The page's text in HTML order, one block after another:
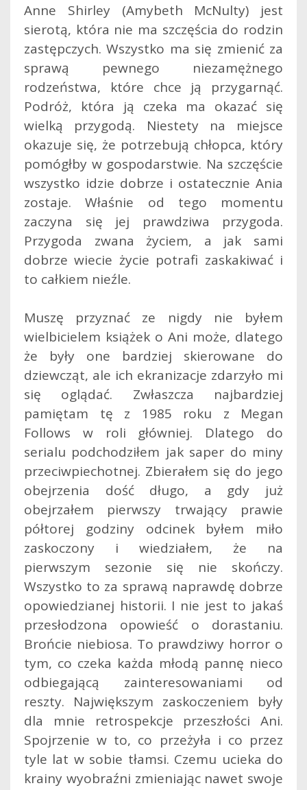
Anne Shirley (Amybeth McNulty) jest
sierotą, która nie ma szczęścia do rodzin
zastępczych. Wszystko ma się zmienić za
sprawą pewnego niezamężnego
rodzeństwa, które chce ją przygarnąć.
Podróż, która ją czeka ma okazać się
wielką przygodą. Niestety na miejsce
okazuje się, że potrzebują chłopca, który
pomógłby w gospodarstwie. Na szczęście
wszystko idzie dobrze i ostatecznie Ania
zostaje. Właśnie od tego momentu
zaczyna się jej prawdziwa przygoda.
Przygoda zwana życiem, a jak sami
dobrze wiecie życie potrafi zaskakiwać i
to całkiem nieźle.
Muszę przyznać ze nigdy nie byłem
wielbicielem książek o Ani może, dlatego
że były one bardziej skierowane do
dziewcząt, ale ich ekranizacje zdarzyło mi
się oglądać. Zwłaszcza najbardziej
pamiętam tę z 1985 roku z Megan
Follows w roli główniej. Dlatego do
serialu podchodziłem jak saper do miny
przeciwpiechotnej. Zbierałem się do jego
obejrzenia dość długo, a gdy już
obejrzałem pierwszy trwający prawie
półtorej godziny odcinek byłem miło
zaskoczony i wiedziałem, że na
pierwszym sezonie się nie skończy.
Wszystko to za sprawą naprawdę dobrze
opowiedzianej historii. I nie jest to jakaś
przesłodzona opowieść o dorastaniu.
Brońcie niebiosa. To prawdziwy horror o
tym, co czeka każda młodą pannę nieco
odbiegającą zainteresowaniami od
reszty. Największym zaskoczeniem były
dla mnie retrospekcje przeszłości Ani.
Spojrzenie w to, co przeżyła i co przez
tyle lat w sobie tłamsi. Czemu ucieka do
krainy wyobraźni zmieniając nawet swoje